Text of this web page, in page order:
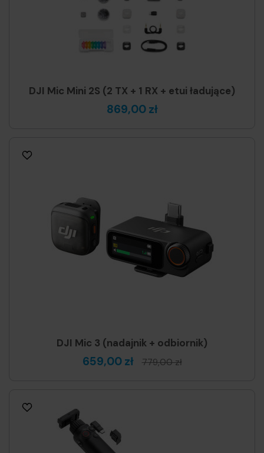
DJI Mic Mini 2S (2 TX + 1 RX + etui ładujące)
869,00 zł
DJI Mic 3 (nadajnik + odbiornik)
659,00 zł 779,00 zł